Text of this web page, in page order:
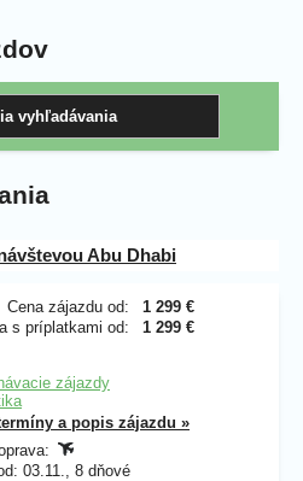
Abu Dhabi
Cena zájazdu od:
1 299 €
s príplatkami od:
1 299 €
zájazdy
a popis zájazdu »
03.11., 8 dňové